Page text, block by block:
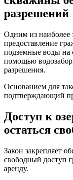
разрешений
Одним из наиболее
предоставление
подземные воды на
помощью
разрешения.
Основанием для
подтверждающий
Доступ к
остаться
Закон закрепляет
свободный доступ
аренду.